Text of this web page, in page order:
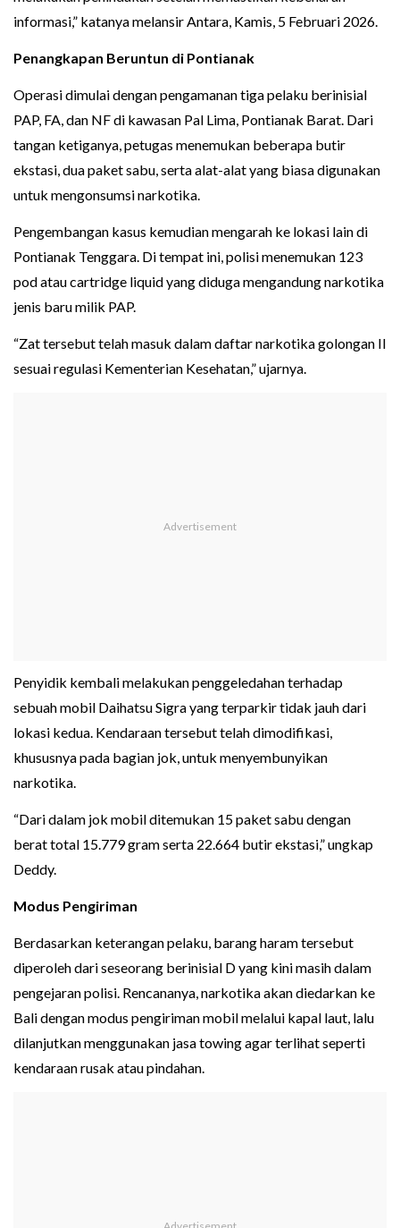
informasi,” katanya melansir Antara, Kamis, 5 Februari 2026.
Penangkapan Beruntun di Pontianak
Operasi dimulai dengan pengamanan tiga pelaku berinisial
PAP, FA, dan NF di kawasan Pal Lima, Pontianak Barat. Dari
tangan ketiganya, petugas menemukan beberapa butir
ekstasi, dua paket sabu, serta alat-alat yang biasa digunakan
untuk mengonsumsi narkotika.
Pengembangan kasus kemudian mengarah ke lokasi lain di
Pontianak Tenggara. Di tempat ini, polisi menemukan 123
pod atau cartridge liquid yang diduga mengandung narkotika
jenis baru milik PAP.
“Zat tersebut telah masuk dalam daftar narkotika golongan II
sesuai regulasi Kementerian Kesehatan,” ujarnya.
Penyidik kembali melakukan penggeledahan terhadap
sebuah mobil Daihatsu Sigra yang terparkir tidak jauh dari
lokasi kedua. Kendaraan tersebut telah dimodifikasi,
khususnya pada bagian jok, untuk menyembunyikan
narkotika.
“Dari dalam jok mobil ditemukan 15 paket sabu dengan
berat total 15.779 gram serta 22.664 butir ekstasi,” ungkap
Deddy.
Modus Pengiriman
Berdasarkan keterangan pelaku, barang haram tersebut
diperoleh dari seseorang berinisial D yang kini masih dalam
pengejaran polisi. Rencananya, narkotika akan diedarkan ke
Bali dengan modus pengiriman mobil melalui kapal laut, lalu
dilanjutkan menggunakan jasa towing agar terlihat seperti
kendaraan rusak atau pindahan.